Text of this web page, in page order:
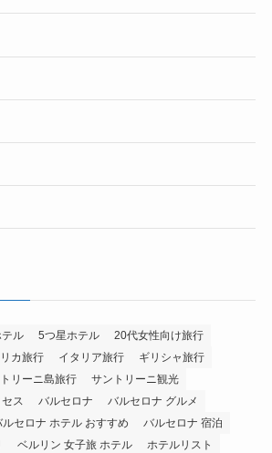
ル 5つ星ホテル
20代女性向け旅行
カ旅行 イタリア旅行
ギリシャ旅行
リーニ島旅行
サントリーニ観光
ス
バルセロナ
バルセロナ グルメ
ルセロナ ホテル おすすめ
バルセロナ 宿泊
ベルリン 女子旅 ホテル
ホテルリスト